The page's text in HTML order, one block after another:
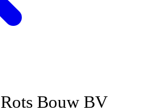
Rots Bouw BV